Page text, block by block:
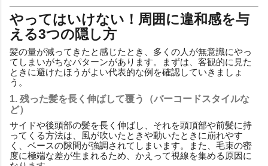
やってはいけない！周囲に違和感を与
える3つの隠し方
髪の量が減ってきたと感じたとき、多くの人が無意識にやっ
てしまいがちなパターンがあります。まずは、客観的に見た
ときに避けたほうがよい代表的な例を確認していきましょ
う。
1. 残った髪を長く伸ばして覆う（バーコードスタイルな
ど）
サイドや後頭部の髪を長く伸ばし、それを頭頂部や前髪に持
ってくる方法は、風が吹いたときや動いたときに崩れやす
く、ベースの隙間が強調されてしまいます。また、毛束の密
度に極端な差が生まれるため、かえって視線を集める原因に